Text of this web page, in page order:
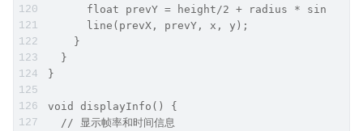
float prevY = height/2 + radius *
      line(prevX, prevY, x, y);
    }
  }
}
void displayInfo() {
  // 显示帧率和时间信息